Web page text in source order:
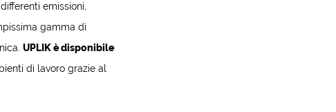
emissioni,
gamma di
UPLIK è disponibile
di lavoro grazie al